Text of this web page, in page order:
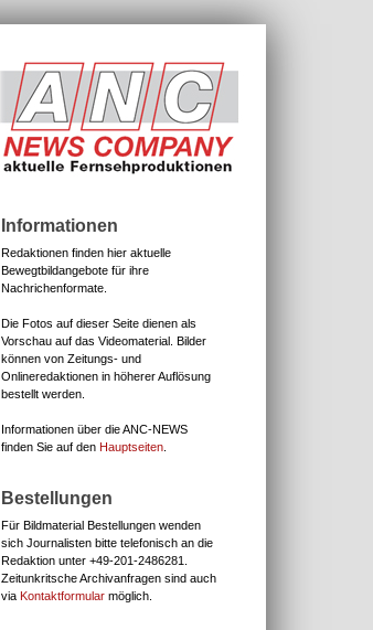
Informationen
Redaktionen finden hier aktuelle
Bewegtbildangebote für ihre
Nachrichenformate.
Die Fotos auf dieser Seite dienen als
Vorschau auf das Videomaterial. Bilder
können von Zeitungs- und
Onlineredaktionen in höherer Auflösung
bestellt werden.
Informationen über die ANC-NEWS
finden Sie auf den Hauptseiten
Bestellungen
Für Bildmaterial Bestellungen wenden
sich Journalisten bitte telefonisch an die
Redaktion unter +49-201-2486281.
Zeitunkritsche Archivanfragen sind auch
via Kontaktformular möglich.